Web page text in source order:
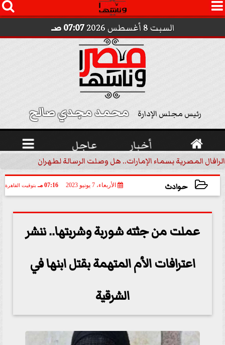
 
السبت 8 أغسطس 2026 07:07 صـ
رئيس مجلس الإدارة محمد مجدي صالح
 أخبار عاجل 
الرافال المصرية بسماء الإمارات.. هل وصلت الرسالة لطهران؟..
حوادث الأربعاء، 7 يونيو 2023 07:16 مـ بتوقيت القاهرة
عملت من جثته شوربة وشربتها.. ننشر
اعترافات الأم المتهمة بقتل ابنها في
الشرقية